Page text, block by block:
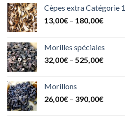
Cèpes extra Catégorie 1
13,00€ – 180,00€
Morilles spéciales
32,00€ – 525,00€
Morillons
26,00€ – 390,00€